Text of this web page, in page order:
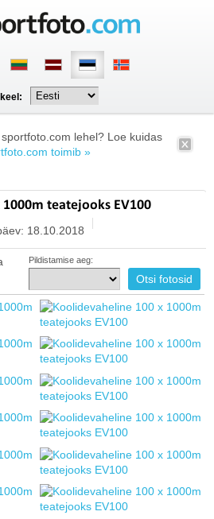
lehel? Loe kuidas
toimib »
teatejooks EV100
18.10.2018
Pildistamise aeg: